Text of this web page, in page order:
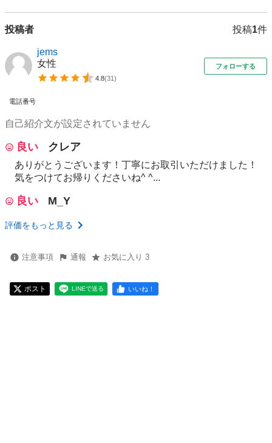
投稿者 投稿1件
jems
女性
4.8(31)
フォローする
電話番号
自己紹介文が設定されていません
良い クレア
ありがとうございます！丁寧にお取引いただけました！
気をつけてお帰りくださいね^ ^...
良い M_Y
評価をもっと見る
注意事項 通報 お気に入り 3
ポスト LINEで送る いいね！